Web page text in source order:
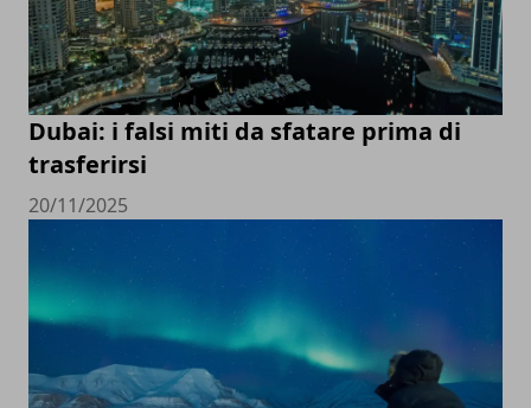
Dubai: i falsi miti da sfatare prima di
trasferirsi
20/11/2025